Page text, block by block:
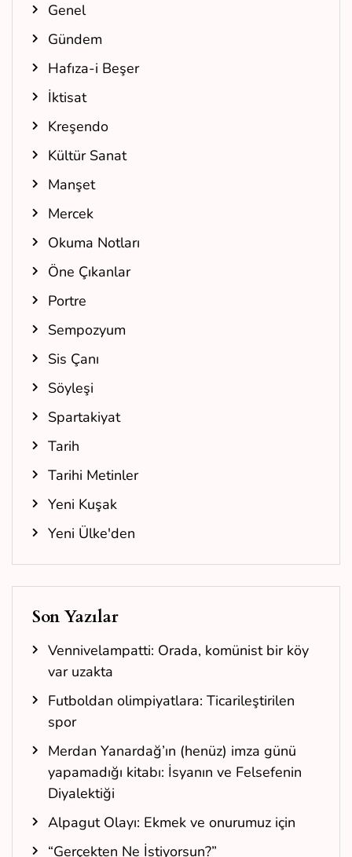
Genel
Gündem
Hafıza-i Beşer
İktisat
Kreşendo
Kültür Sanat
Manşet
Mercek
Okuma Notları
Öne Çıkanlar
Portre
Sempozyum
Sis Çanı
Söyleşi
Spartakiyat
Tarih
Tarihi Metinler
Yeni Kuşak
Yeni Ülke'den
Son Yazılar
Vennivelampatti: Orada, komünist bir köy
var uzakta
Futboldan olimpiyatlara: Ticarileştirilen
spor
Merdan Yanardağ’ın (henüz) imza günü
yapamadığı kitabı: İsyanın ve Felsefenin
Diyalektiği
Alpagut Olayı: Ekmek ve onurumuz için
“Gerçekten Ne İstiyorsun?”